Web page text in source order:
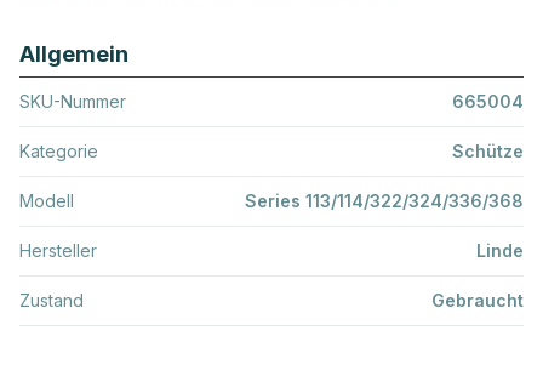
Allgemein
SKU-Nummer 665004
Kategorie Schütze
Modell Series 113/114/322/324/336/368
Hersteller Linde
Zustand Gebraucht